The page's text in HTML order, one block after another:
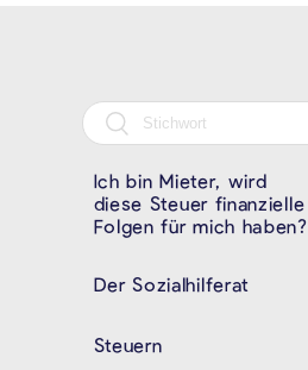
Ich bin Mieter, wird
diese Steuer finanzielle
Folgen für mich haben?
Der Sozialhilferat
Steuern